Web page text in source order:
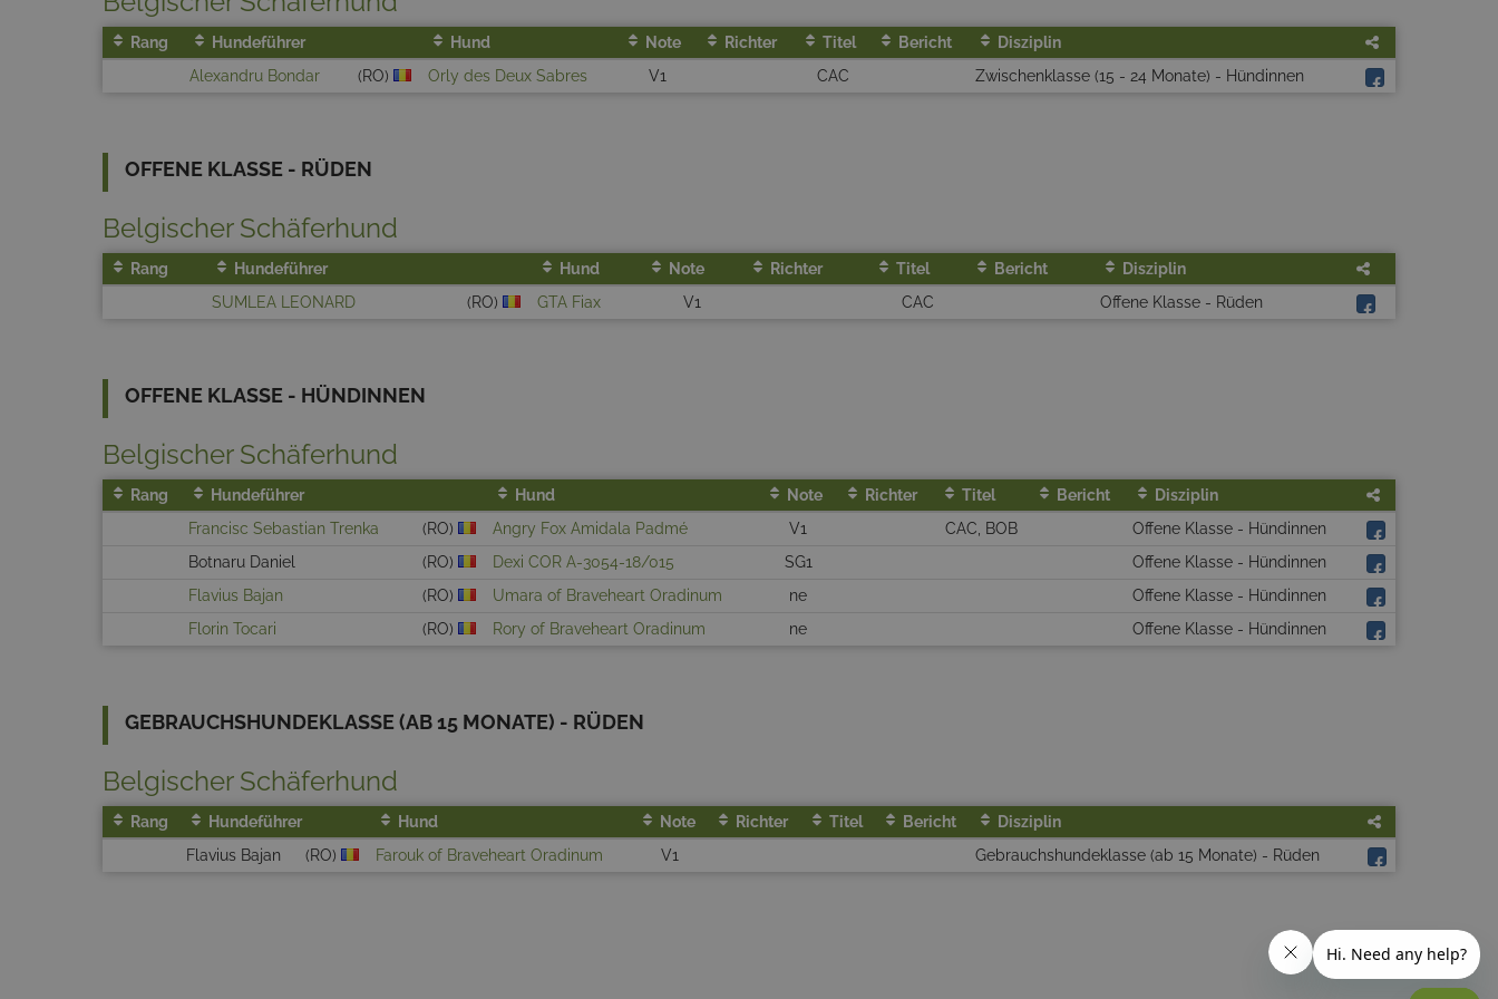
Rang Hundeführer Hund Note Richter Titel Bericht
Disziplin
Alexandru Bondar
(RO) Orly des Deux Sabres V1 CAC Zwischenklasse (15 - 24 Monate) - Hündinnen
OFFENE KLASSE - RÜDEN
Belgischer Schäferhund
Rang Hundeführer Hund Note Richter Titel Bericht
Disziplin
SUMLEA LEONARD
(RO) GTA Fiax V1 CAC Offene Klasse - Rüden
OFFENE KLASSE - HÜNDINNEN
Belgischer Schäferhund
Rang Hundeführer Hund Note Richter Titel Bericht
Disziplin
Francisc Sebastian Trenka
(RO) Angry Fox Amidala Padmé V1 CAC, BOB
Offene Klasse - Hündinnen
Botnaru Daniel
(RO) Dexi COR A-3054-18/015 SG1
Offene Klasse - Hündinnen
Flavius Bajan
(RO) Umara of Braveheart Oradinum ne
Offene Klasse - Hündinnen
Florin Tocari
(RO) Rory of Braveheart Oradinum ne Offene Klasse - Hündinnen
GEBRAUCHSHUNDEKLASSE (AB 15 MONATE) - RÜDEN
Belgischer Schäferhund
Rang Hundeführer Hund Note Richter Titel Bericht
Disziplin
Flavius Bajan
(RO) Farouk of Braveheart Oradinum V1 Gebrauchshundeklasse (ab 15 Monate) - Rüden